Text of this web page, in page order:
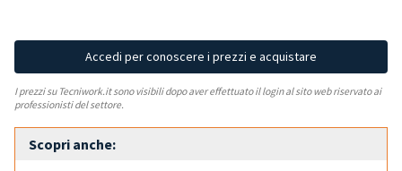
Accedi per conoscere i prezzi e acquistare
I prezzi su Tecniwork.it sono visibili dopo aver effettuato il login al sito web riservato ai
professionisti del settore.
Scopri anche: